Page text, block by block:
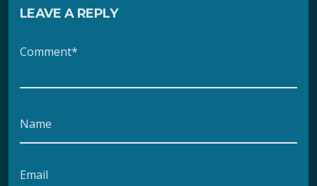
LEAVE A REPLY
Comment*
Name
Email